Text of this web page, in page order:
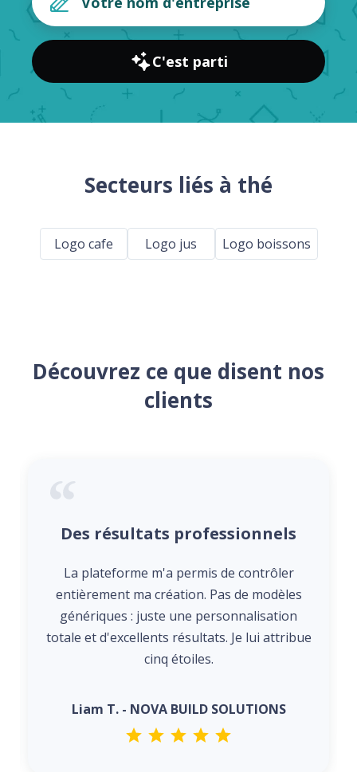
C'est parti
Secteurs liés à thé
Logo cafe Logo jus Logo boissons
Découvrez ce que disent nos
clients
Des résultats professionnels
La plateforme m'a permis de contrôler
entièrement ma création. Pas de modèles
génériques : juste une personnalisation
totale et d'excellents résultats. Je lui attribue
cinq étoiles.
Liam T. - NOVA BUILD SOLUTIONS